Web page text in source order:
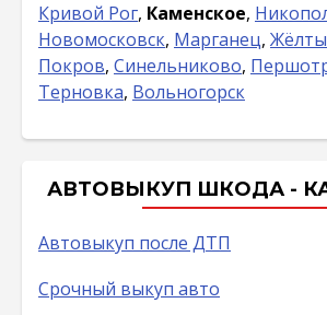
Кривой Рог, Каменское,
Новомосковск, Марганец,
Покров, Синельниково,
Терновка, Вольногорск
АВТОВЫКУП ШКОДА -
Автовыкуп после ДТП
Срочный выкуп авто